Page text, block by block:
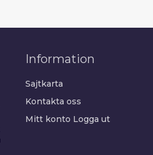
Information
Sajtkarta
Kontakta oss
Mitt konto Logga ut